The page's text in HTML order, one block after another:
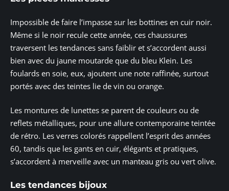
Impossible de faire l’impasse sur les bottines en cuir noir.
Même si le noir recule cette année, ces chaussures
traversent les tendances sans faiblir et s’accordent aussi
bien avec du jaune moutarde que du bleu Klein. Les
foulards en soie, eux, ajoutent une note raffinée, surtout
portés avec des teintes lie de vin ou orange.
Les montures de lunettes se parent de couleurs ou de
reflets métalliques, pour une allure contemporaine teintée
de rétro. Les verres colorés rappellent l’esprit des années
60, tandis que les gants en cuir, élégants et pratiques,
s’accordent à merveille avec un manteau gris ou vert olive.
Les tendances bijoux